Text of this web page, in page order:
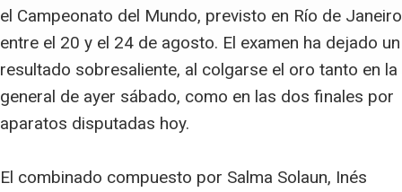
el Campeonato del Mundo, previsto en Río de Janeiro
entre el 20 y el 24 de agosto. El examen ha dejado un
resultado sobresaliente, al colgarse el oro tanto en la
general de ayer sábado, como en las dos finales por
aparatos disputadas hoy.
El combinado compuesto por Salma Solaun, Inés